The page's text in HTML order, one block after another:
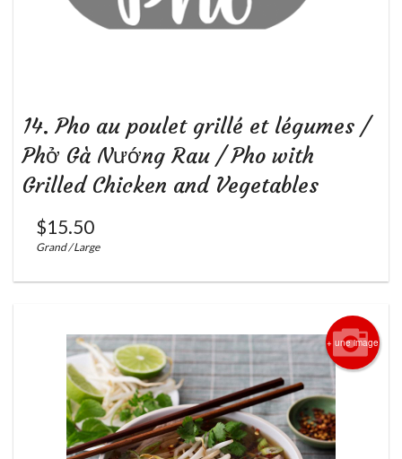
14. Pho au poulet grillé et légumes /
Phở Gà Nướng Rau / Pho with
Grilled Chicken and Vegetables
$15.50
Grand / Large
+ une image